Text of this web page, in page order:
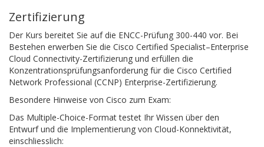
Zertifizierung
Der Kurs bereitet Sie auf die ENCC-Prüfung 300-440 vor. Bei
Bestehen erwerben Sie die Cisco Certified Specialist–Enterprise
Cloud Connectivity-Zertifizierung und erfüllen die
Konzentrationsprüfungsanforderung für die Cisco Certified
Network Professional (CCNP) Enterprise-Zertifizierung.
Besondere Hinweise von Cisco zum Exam:
Das Multiple-Choice-Format testet Ihr Wissen über den
Entwurf und die Implementierung von Cloud-Konnektivität,
einschliesslich: